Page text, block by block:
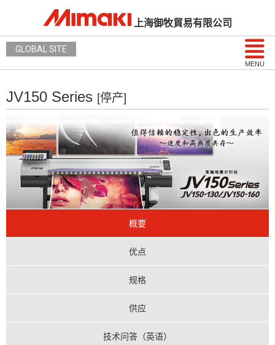
上海御牧貿易有限公司
MENU
GLOBAL SITE
JV150 Series [停产]
概要
优点
规格
供应
技术问答（英语）